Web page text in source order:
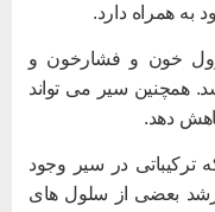
همراه دارد.
خون و فشارخون و
سیر می تواند
دهد.
در سیر وجود
بعضی از سلول های